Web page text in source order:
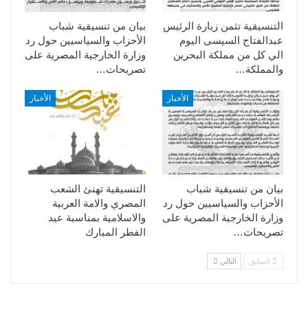
بيان من تنسيقية شباب
الأحزاب والسياسيين حول رد
وزارة الخارجية المصرية على
تصريحات…
التنسيقية تثمن زيارة الرئيس
عبدالفتاح السيسى اليوم
الي كل من مملكة البحرين
والمملكة…
الأخبار
التنسيقية تهنئ الشعب
المصري والامة العربية
والاسلامية بمناسبة عيد
الفطر المبارك
الأخبار
بيان من تنسيقية شباب
الأحزاب والسياسيين حول رد
وزارة الخارجية المصرية على
تصريحات…
السابق التالي